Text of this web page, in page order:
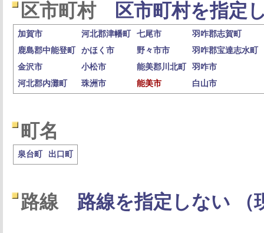
区市町村
区市町村を指定
加賀市 河北郡津幡町 七尾市
羽咋郡志賀町
鹿島郡中能登町
かほく市 野々市市
羽咋郡宝達志水町
金沢市
小松市 能美郡川北町
羽咋市
河北郡内灘町
珠洲市 能美市 白山市
町名
泉台町 出口町
路線 路線を指定しない （